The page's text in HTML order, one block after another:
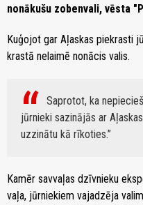
nonākušu zobenvali, vēsta
Kuģojot gar Aļaskas piekrasti
krastā nelaimē nonācis valis.
Saprotot, ka
jūrnieki sazinājās ar
uzzinātu kā rīkoties.
Kamēr savvaļas dzīvnieku
vaļa, jūrniekiem vajadzēja